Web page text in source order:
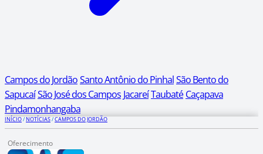
Campos do JordãoSanto Antônio do PinhalSão Bento do
SapucaíSão José dos Campos JacareíTaubaté Caçapava
Pindamonhangaba
INÍCIO/NOTÍCIAS/CAMPOS DO JORDÃO
Oferecimento